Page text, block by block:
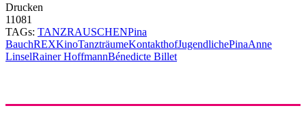
Drucken
11081
TAGs: TANZRAUSCHENPina
BauchREXKinoTanzträumeKontakthofJugendlichePinaAnne
LinselRainer HoffmannBénedicte Billet